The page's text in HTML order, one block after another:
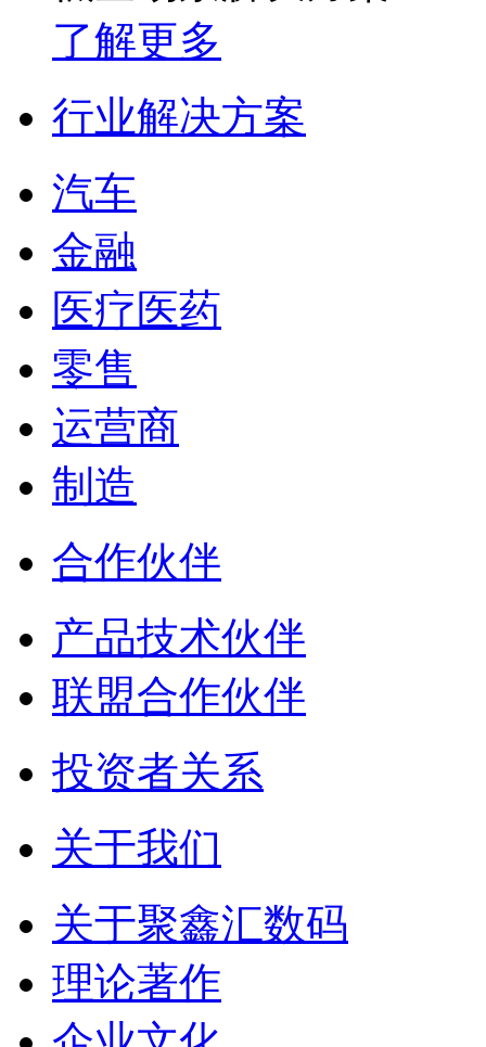
了解更多
行业解决方案
汽车
金融
医疗医药
零售
运营商
制造
合作伙伴
产品技术伙伴
联盟合作伙伴
投资者关系
关于我们
关于聚鑫汇数码
理论著作